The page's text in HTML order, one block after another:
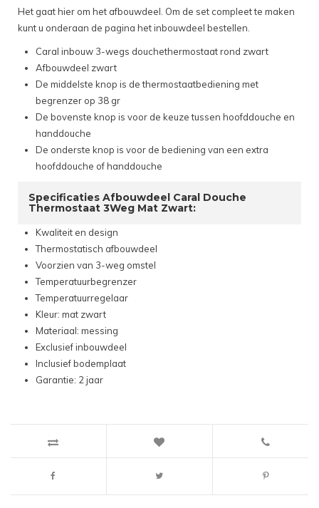
Het gaat hier om het afbouwdeel. Om de set compleet te maken
kunt u onderaan de pagina het inbouwdeel bestellen.
Caral inbouw 3-wegs douchethermostaat rond zwart
Afbouwdeel zwart
De middelste knop is de thermostaatbediening met
begrenzer op 38 gr
De bovenste knop is voor de keuze tussen hoofddouche en
handdouche
De onderste knop is voor de bediening van een extra
hoofddouche of handdouche
Specificaties Afbouwdeel Caral Douche
Thermostaat 3Weg Mat Zwart:
Kwaliteit en design
Thermostatisch afbouwdeel
Voorzien van 3-weg omstel
Temperatuurbegrenzer
Temperatuurregelaar
Kleur: mat zwart
Materiaal: messing
Exclusief inbouwdeel
Inclusief bodemplaat
Garantie: 2 jaar